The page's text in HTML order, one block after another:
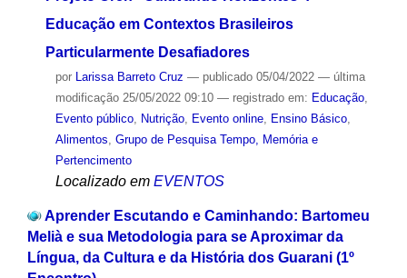
Educação em Contextos Brasileiros
Particularmente Desafiadores
por Larissa Barreto Cruz — publicado05/04/2022 — última
modificação25/05/2022 09:10 — registrado em: Educação,
Evento público, Nutrição, Evento online, Ensino Básico,
Alimentos Grupo de Pesquisa Tempo, Memória e
Pertencimento
Localizado em EVENTOS
Aprender Escutando e Caminhando: Bartomeu
Melià e sua Metodologia para se Aproximar da
Língua, da Cultura e da História dos Guarani (1º